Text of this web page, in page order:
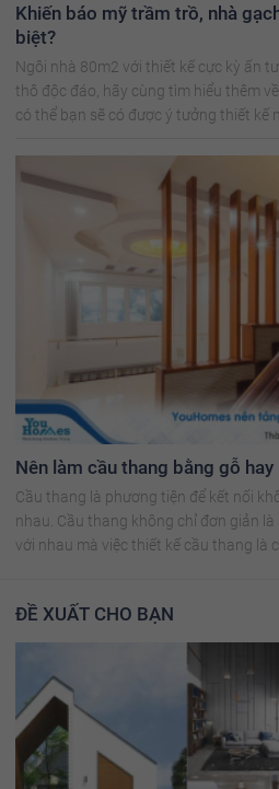
Khiến báo mỹ trầm trồ, nhà
biệt?
Ngôi nhà 80m2 với thiết kế cực kỳ ấn
thô độc đáo, hãy cùng tìm hiểu thêm
có thể bạn sẽ có được ý tưởng thiết kế
Nên làm cầu thang bằng gỗ hay
Cầu thang là phương tiện để kết nối
nhau. Cầu thang không chỉ đơn giản
với nhau mà việc thiết kế cầu thang là
ĐỀ XUẤT CHO BẠN